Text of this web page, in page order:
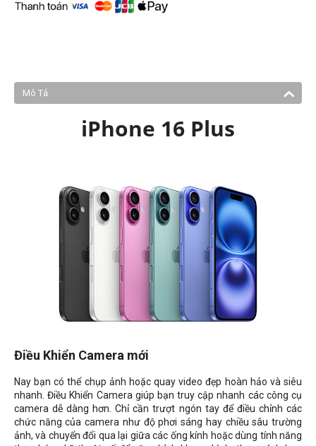
Mô Tả
iPhone 16 Plus
Điều Khiển Camera mới
Nay bạn có thể chụp ảnh hoặc quay video đẹp hoàn hảo và siêu
nhanh. Điều Khiển Camera giúp bạn truy cập nhanh các công cụ
camera dễ dàng hơn. Chỉ cần trượt ngón tay để điều chỉnh các
chức năng của camera như độ phơi sáng hay chiều sâu trường
ảnh, và chuyển đổi qua lại giữa các ống kính hoặc dùng tính năng